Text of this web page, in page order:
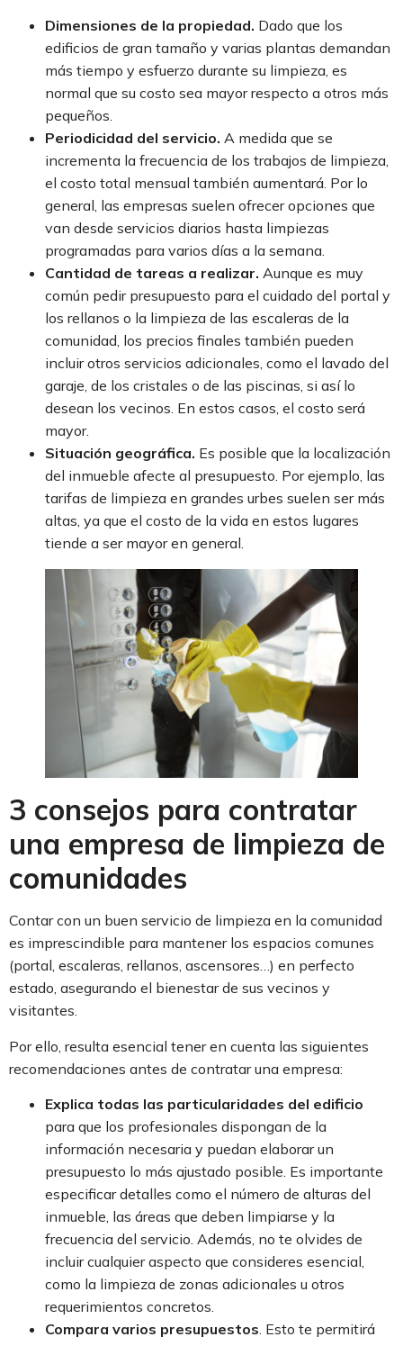
Dimensiones de la propiedad. Dado que los
edificios de gran tamaño y varias plantas demandan
más tiempo y esfuerzo durante su limpieza, es
normal que su costo sea mayor respecto a otros más
pequeños.
Periodicidad del servicio. A medida que se
incrementa la frecuencia de los trabajos de limpieza,
el costo total mensual también aumentará. Por lo
general, las empresas suelen ofrecer opciones que
van desde servicios diarios hasta limpiezas
programadas para varios días a la semana.
Cantidad de tareas a realizar. Aunque es muy
común pedir presupuesto para el cuidado del portal y
los rellanos o la limpieza de las escaleras de la
comunidad, los precios finales también pueden
incluir otros servicios adicionales, como el lavado del
garaje, de los cristales o de las piscinas, si así lo
desean los vecinos. En estos casos, el costo será
mayor.
Situación geográfica. Es posible que la localización
del inmueble afecte al presupuesto. Por ejemplo, las
tarifas de limpieza en grandes urbes suelen ser más
altas, ya que el costo de la vida en estos lugares
tiende a ser mayor en general.
3 consejos para contratar
una empresa de limpieza de
comunidades
Contar con un buen servicio de limpieza en la comunidad
es imprescindible para mantener los espacios comunes
(portal, escaleras, rellanos, ascensores…) en perfecto
estado, asegurando el bienestar de sus vecinos y
visitantes.
Por ello, resulta esencial tener en cuenta las siguientes
recomendaciones antes de contratar una empresa:
Explica todas las particularidades del edificio
para que los profesionales dispongan de la
información necesaria y puedan elaborar un
presupuesto lo más ajustado posible. Es importante
especificar detalles como el número de alturas del
inmueble, las áreas que deben limpiarse y la
frecuencia del servicio. Además, no te olvides de
incluir cualquier aspecto que consideres esencial,
como la limpieza de zonas adicionales u otros
requerimientos concretos.
Compara varios presupuestos. Esto te permitirá